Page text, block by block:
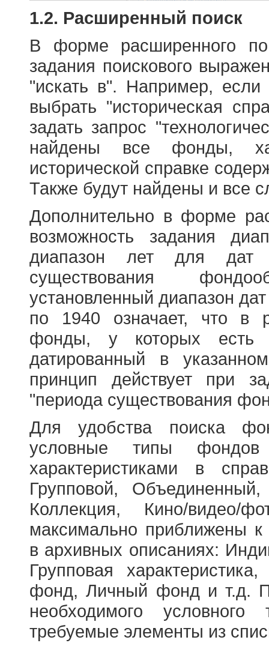
1.2. Расширенный поиск
В форме расширенного
задания поискового
"искать в". Например,
выбрать "историческая
задать запрос
найдены все фонды,
исторической справке
Также будут найдены и все
Дополнительно в форме
возможность задания
диапазон лет для
существования
установленный диапазон
по 1940 означает, что в
фонды, у которых есть
датированный в
принцип действует при
"периода существования
Для удобства поиска
условные типы
характеристиками в
Групповой,
Коллекция, Кино/
максимально приближены
в архивных описаниях:
Групповая
фонд, Личный фонд и т.д.
необходимого
требуемые элементы из